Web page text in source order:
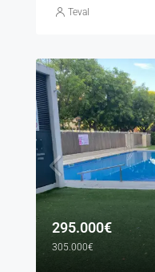
Teval
295.000€
305.000€